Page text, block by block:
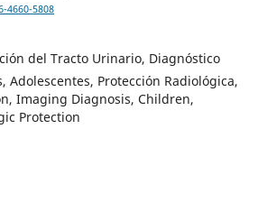
4660-5808
del Tracto Urinario, Diagnóstico
Adolescentes, Protección Radiológica,
Imaging Diagnosis, Children,
Protection